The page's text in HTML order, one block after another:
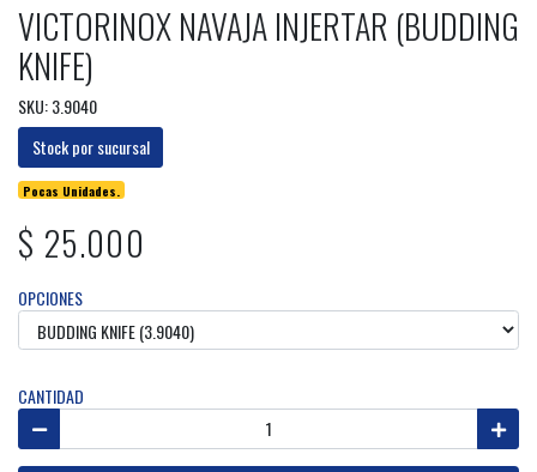
VICTORINOX NAVAJA INJERTAR (BUDDING
KNIFE)
SKU: 3.9040
Stock por sucursal
Pocas Unidades.
$ 25.000
OPCIONES
CANTIDAD